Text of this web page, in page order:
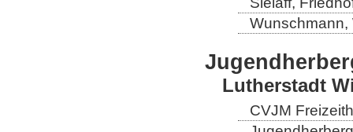
Wunschmann,
Lutherstadt
CVJM